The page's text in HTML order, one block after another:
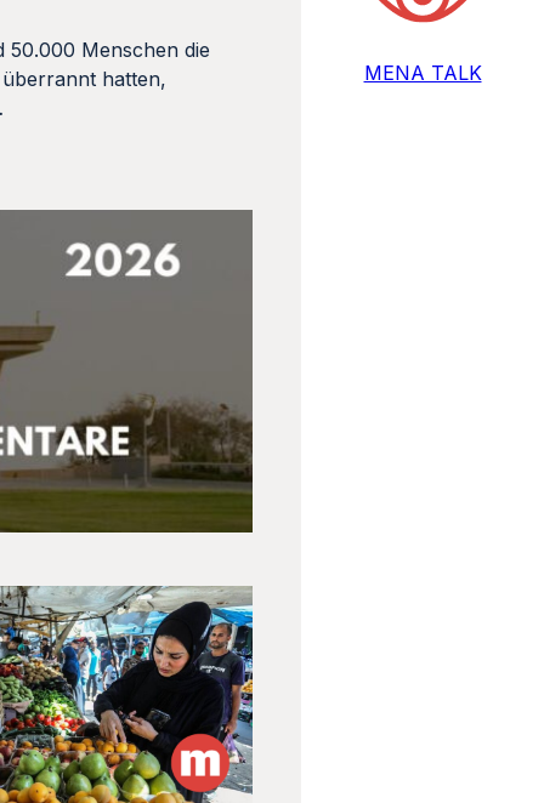
50.000 Menschen die
hatten,
MENA TALK